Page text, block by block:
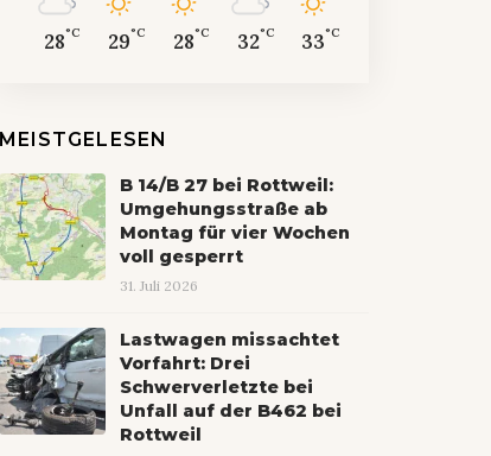
28°C 29°C 28°C 32°C 33°C
MEISTGELESEN
B 14/B 27 bei Rottweil:
Umgehungsstraße ab
Montag für vier Wochen
voll gesperrt
31. Juli 2026
Lastwagen missachtet
Vorfahrt: Drei
Schwerverletzte bei
Unfall auf der B462 bei
Rottweil